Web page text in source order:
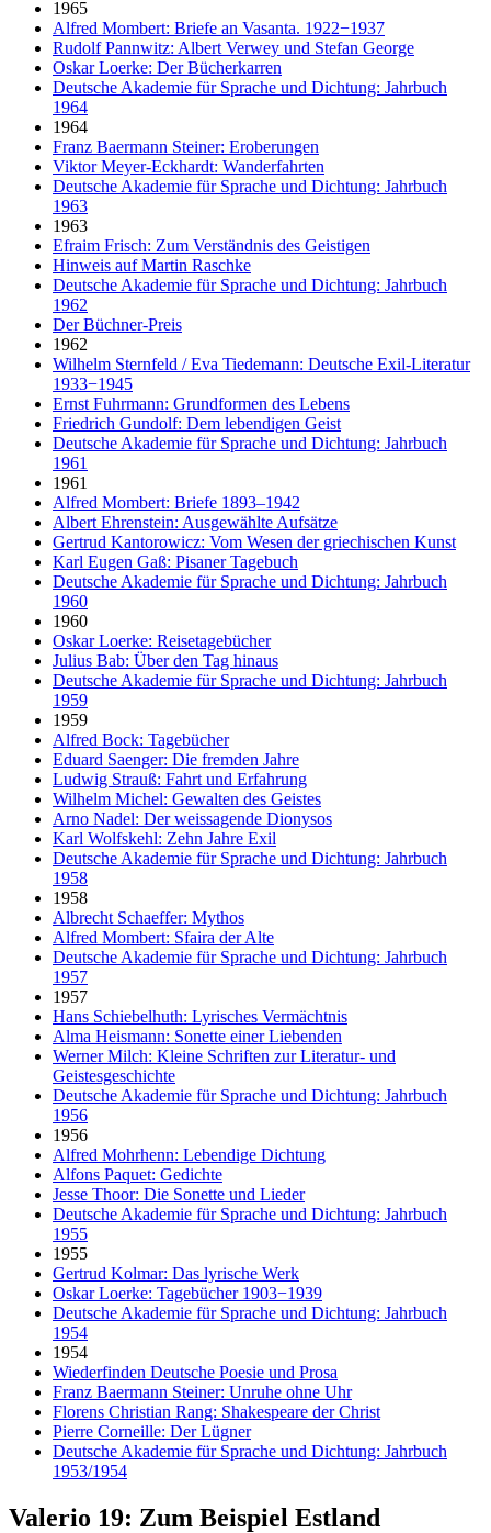
1965
Alfred Mombert: Briefe an Vasanta. 1922−1937
Rudolf Pannwitz: Albert Verwey und Stefan George
Oskar Loerke: Der Bücherkarren
Deutsche Akademie für Sprache und Dichtung: Jahrbuch
1964
1964
Franz Baermann Steiner: Eroberungen
Viktor Meyer-Eckhardt: Wanderfahrten
Deutsche Akademie für Sprache und Dichtung: Jahrbuch
1963
1963
Efraim Frisch: Zum Verständnis des Geistigen
Hinweis auf Martin Raschke
Deutsche Akademie für Sprache und Dichtung: Jahrbuch
1962
Der Büchner-Preis
1962
Wilhelm Sternfeld / Eva Tiedemann: Deutsche Exil-Literatur
1933−1945
Ernst Fuhrmann: Grundformen des Lebens
Friedrich Gundolf: Dem lebendigen Geist
Deutsche Akademie für Sprache und Dichtung: Jahrbuch
1961
1961
Alfred Mombert: Briefe 1893–1942
Albert Ehrenstein: Ausgewählte Aufsätze
Gertrud Kantorowicz: Vom Wesen der griechischen Kunst
Karl Eugen Gaß: Pisaner Tagebuch
Deutsche Akademie für Sprache und Dichtung: Jahrbuch
1960
1960
Oskar Loerke: Reisetagebücher
Julius Bab: Über den Tag hinaus
Deutsche Akademie für Sprache und Dichtung: Jahrbuch
1959
1959
Alfred Bock: Tagebücher
Eduard Saenger: Die fremden Jahre
Ludwig Strauß: Fahrt und Erfahrung
Wilhelm Michel: Gewalten des Geistes
Arno Nadel: Der weissagende Dionysos
Karl Wolfskehl: Zehn Jahre Exil
Deutsche Akademie für Sprache und Dichtung: Jahrbuch
1958
1958
Albrecht Schaeffer: Mythos
Alfred Mombert: Sfaira der Alte
Deutsche Akademie für Sprache und Dichtung: Jahrbuch
1957
1957
Hans Schiebelhuth: Lyrisches Vermächtnis
Alma Heismann: Sonette einer Liebenden
Werner Milch: Kleine Schriften zur Literatur- und
Geistesgeschichte
Deutsche Akademie für Sprache und Dichtung: Jahrbuch
1956
1956
Alfred Mohrhenn: Lebendige Dichtung
Alfons Paquet: Gedichte
Jesse Thoor: Die Sonette und Lieder
Deutsche Akademie für Sprache und Dichtung: Jahrbuch
1955
1955
Gertrud Kolmar: Das lyrische Werk
Oskar Loerke: Tagebücher 1903−1939
Deutsche Akademie für Sprache und Dichtung: Jahrbuch
1954
1954
Wiederfinden Deutsche Poesie und Prosa
Franz Baermann Steiner: Unruhe ohne Uhr
Florens Christian Rang: Shakespeare der Christ
Pierre Corneille: Der Lügner
Deutsche Akademie für Sprache und Dichtung: Jahrbuch
1953/1954
Valerio 19: Zum Beispiel Estland